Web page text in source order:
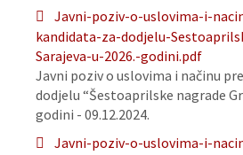
Javni-poziv-o-uslovima-i-
kandidata-za-dodjelu-
Sarajeva-u-2026.-godini.pdf
Javni poziv o uslovima i načinu
dodjelu “Šestoaprilske nagrade
godini - 09.12.2024.
Javni-poziv-o-uslovima-i-